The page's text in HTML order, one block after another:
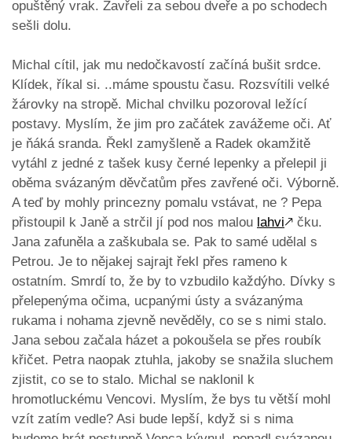
opuštěný vrak. Zavřeli za sebou dveře a po schodech
sešli dolu.
Michal cítil, jak mu nedočkavostí začíná bušit srdce.
Klídek, říkal si. ..máme spoustu času. Rozsvítili velké
žárovky na stropě. Michal chvilku pozoroval ležící
postavy. Myslím, že jim pro začátek zavážeme oči. Ať
je ňáká sranda. Řekl zamyšleně a Radek okamžitě
vytáhl z jedné z tašek kusy černé lepenky a přelepil ji
oběma svázaným děvčatům přes zavřené oči. Výborně.
A teď by mohly princezny pomalu vstávat, ne ? Pepa
přistoupil k Janě a strčil jí pod nos malou lahvi🡕 čku.
Jana zafuněla a zaškubala se. Pak to samé udělal s
Petrou. Je to nějakej sajrajt řekl přes rameno k
ostatním. Smrdí to, že by to vzbudilo každýho. Dívky s
přelepenýma očima, ucpanými ústy a svázanýma
rukama i nohama zjevně nevěděly, co se s nimi stalo.
Jana sebou začala házet a pokoušela se přes roubík
křičet. Petra naopak ztuhla, jakoby se snažila sluchem
zjistit, co se to stalo. Michal se naklonil k
hromotluckému Vencovi. Myslím, že bys tu větší mohl
vzít zatím vedle? Asi bude lepší, když si s nima